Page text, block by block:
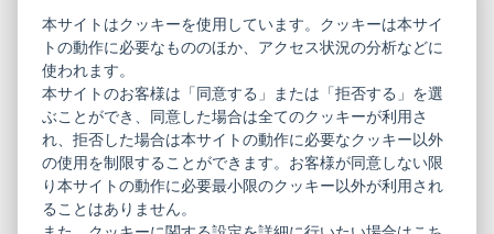
コーポレート
サイト
きものやまと振
袖
サイト
ニュースレター
ご利用案内
お問い合わせ
プライバシーポリシー
特定商取引法に基づく表記
本サイトはクッキーを使用しています。クッキーは本サイ
トの動作に必要なもののほか、アクセス状況の分析などに
使われます。
本サイトのお客様は「同意する」または「拒否する」を選
ぶことができ、同意した場合は全てのクッキーが利用さ
れ、拒否した場合は本サイトの動作に必要なクッキー以外
の使用を制限することができます。お客様が同意しない限
り本サイトの動作に必要最小限のクッキー以外が利用され
ることはありません。